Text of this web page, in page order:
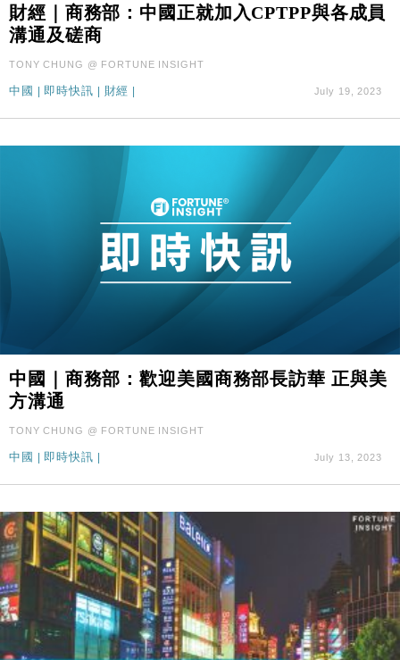
財經｜商務部：中國正就加入CPTPP與各成員
溝通及磋商
TONY CHUNG @ FORTUNE INSIGHT
中國 即時快訊 財經 July 19, 2023
中國｜商務部：歡迎美國商務部長訪華 正與美
方溝通
TONY CHUNG @ FORTUNE INSIGHT
中國 即時快訊 July 13, 2023